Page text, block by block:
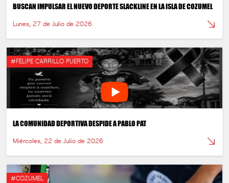
BUSCAN IMPULSAR EL NUEVO DEPORTE SLACKLINE EN LA ISLA DE COZUMEL
Lunes, 27 de Julio de 2026
#FELIPE CARRILLO PUERTO
LA COMUNIDAD DEPORTIVA DESPIDE A PABLO PAT
Miércoles, 22 de Julio de 2026
#COZUMEL